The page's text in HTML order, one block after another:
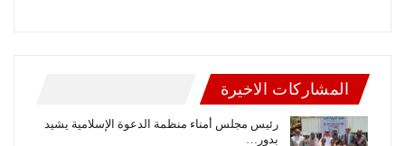
المشاركات الاخيرة
رئيس مجلس أمناء منظمة الدعوة الإسلامية يشيد
بدور…